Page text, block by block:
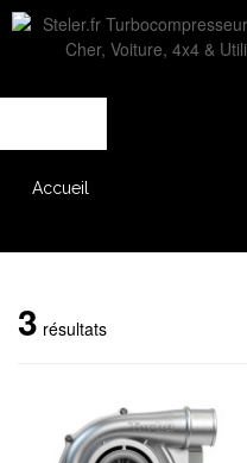
Accueil
3 résultats